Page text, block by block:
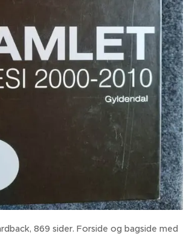
869 sider. Forside og bagside med